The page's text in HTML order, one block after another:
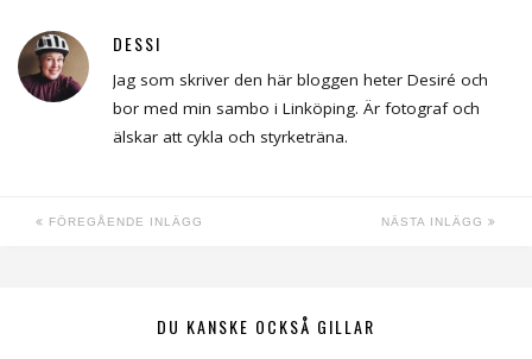
DESSI
Jag som skriver den här bloggen heter Desiré och
bor med min sambo i Linköping. Är fotograf och
älskar att cykla och styrketräna.
FÖREGÅENDE INLÄGG NÄSTA INLÄGG
DU KANSKE OCKSÅ GILLAR